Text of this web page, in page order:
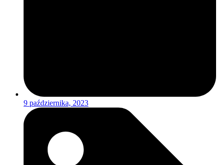
9 października, 2023